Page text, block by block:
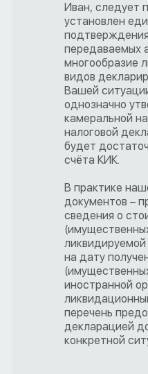
Иван, следует
установлен
передаваемых
многообразие
видов
Вашей
однозначно
камеральной
налоговой
будет
счёта КИК.
В практике
документов –
сведения о
на дату
иностранной
перечень
декларацией
конкретной